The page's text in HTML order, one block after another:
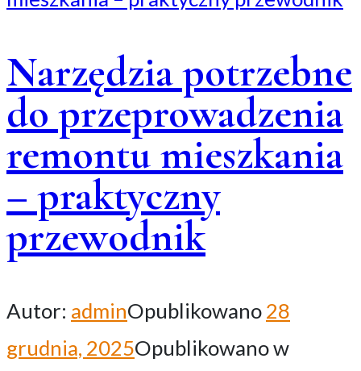
Narzędzia potrzebne
do przeprowadzenia
remontu mieszkania
– praktyczny
przewodnik
Autor: adminOpublikowano28
grudnia, 2025Opublikowano w